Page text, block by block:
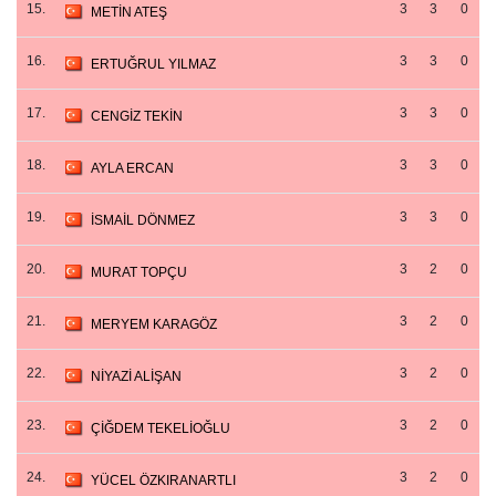
15. METİN ATEŞ 3 3 0
16. ERTUĞRUL YILMAZ 3 3 0
17. CENGİZ TEKİN 3 3 0
18. AYLA ERCAN 3 3 0
19. İSMAİL DÖNMEZ 3 3 0
20. MURAT TOPÇU 3 2 0
21. MERYEM KARAGÖZ 3 2 0
22. NİYAZİ ALİŞAN 3 2 0
23. ÇİĞDEM TEKELİOĞLU 3 2 0
24. YÜCEL ÖZKIRANARTLI 3 2 0